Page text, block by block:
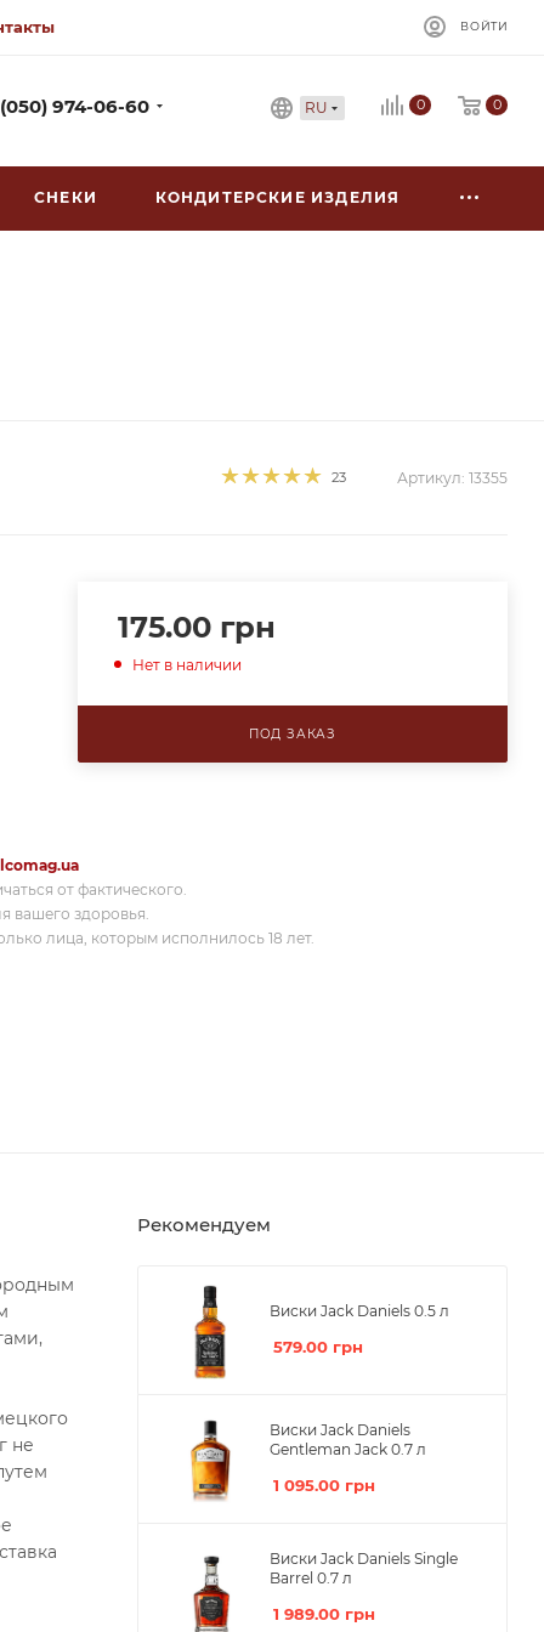
ВОЙТИ
974-06-60 RU 0 0
СНЕКИ КОНДИТЕРСКИЕ ИЗДЕЛИЯ
23 Артикул: 13355
175.00грн
Нет в наличии
ПОД ЗАКАЗ
от фактического.
вашего здоровья.
лица, которым исполнилось 18 лет.
не
Рекомендуем
Виски Jack Daniels 0.5 л
579.00 грн
Виски Jack Daniels
Gentleman Jack 0.7 л
1 095.00 грн
Виски Jack Daniels Single
Barrel 0.7 л
1 989.00 грн